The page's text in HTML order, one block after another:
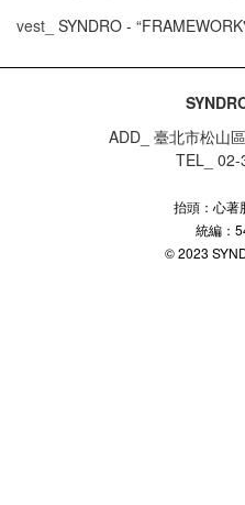
vest_ SYNDRO -
ADD_ 臺北市松山
TEL_
抬頭：心著
統編：
© 2023